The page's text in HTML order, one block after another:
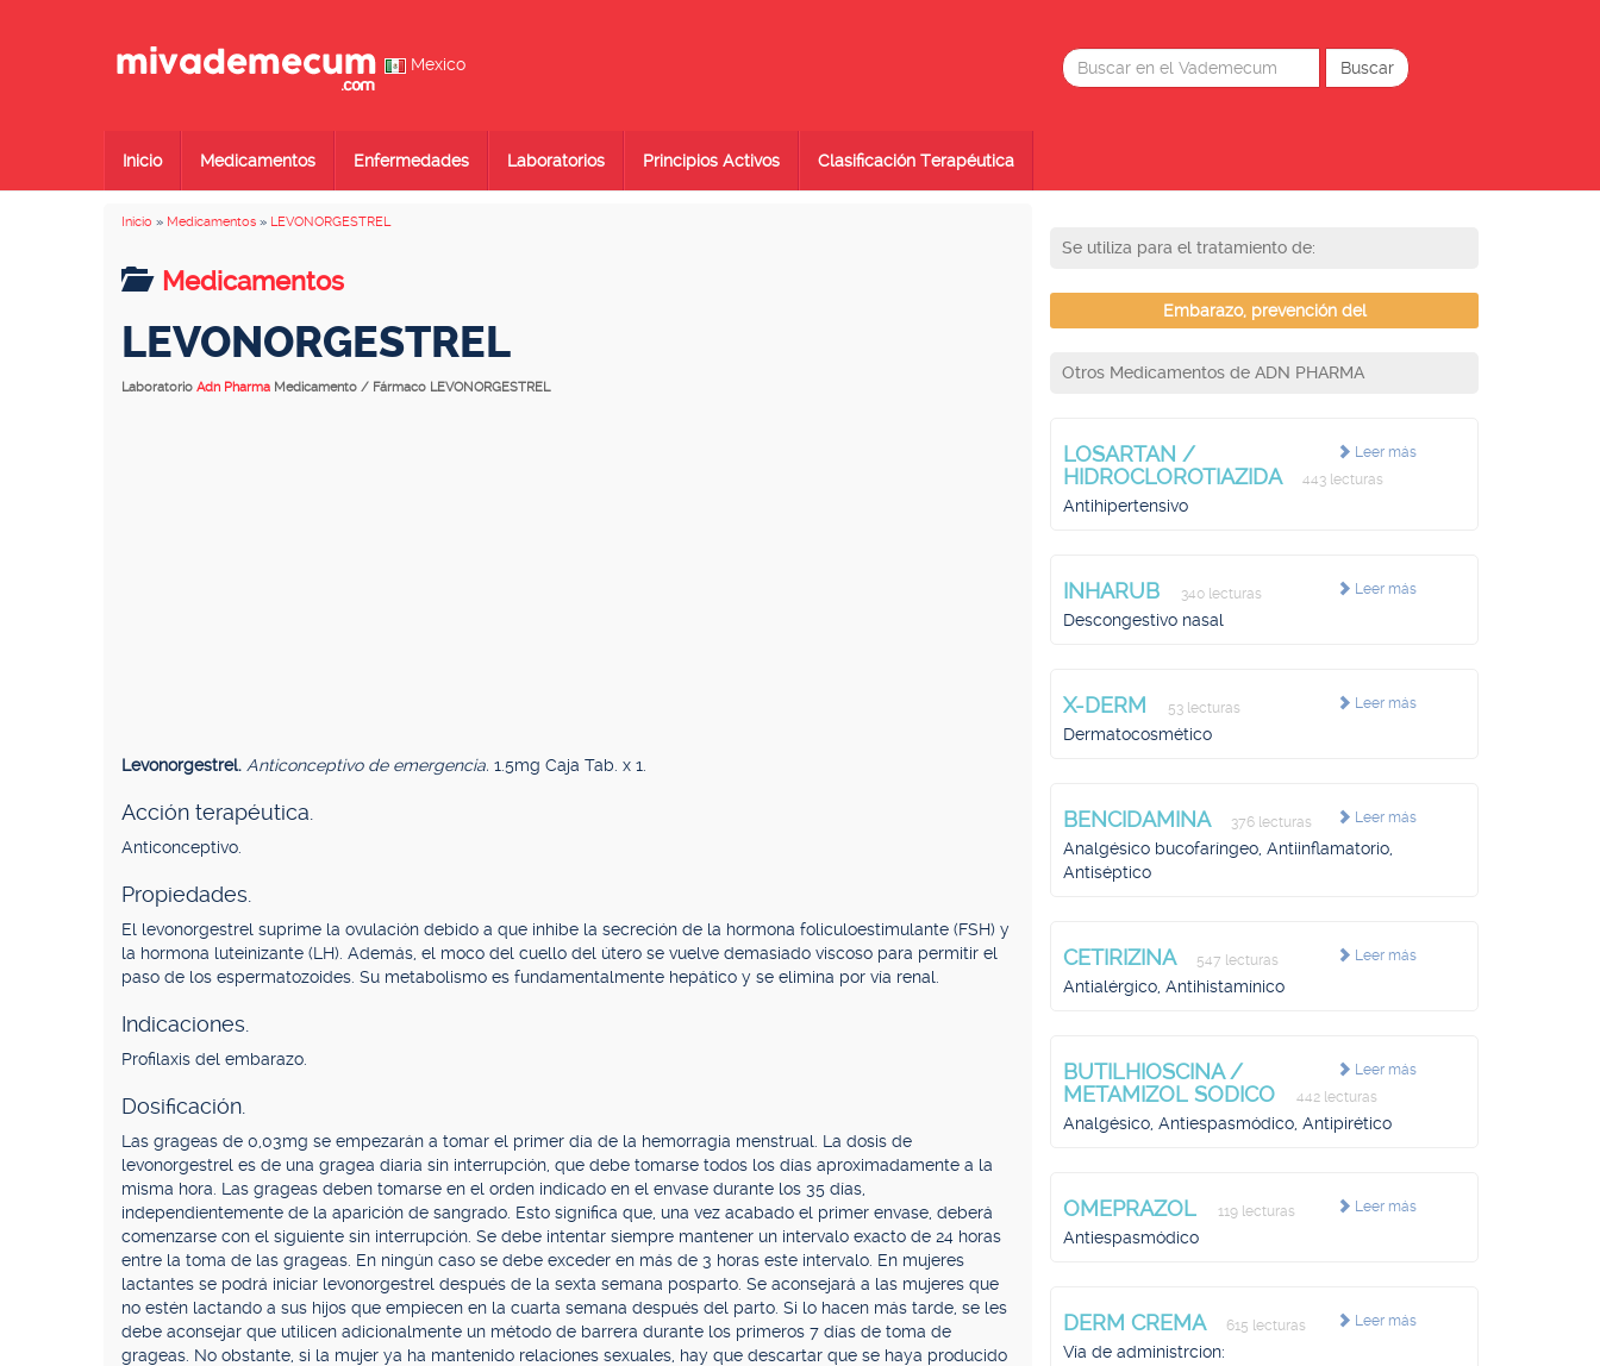
Mexico
Inicio Medicamentos Enfermedades Laboratorios Principios Activos Clasificación Terapéutica
Inicio » Medicamentos » LEVONORGESTREL
Medicamentos
LEVONORGESTREL
Laboratorio Adn Pharma Medicamento / Fármaco LEVONORGESTREL
Levonorgestrel. Anticonceptivo de emergencia. 1.5mg Caja Tab. x 1.
Acción terapéutica.
Anticonceptivo.
Propiedades.
El levonorgestrel suprime la ovulación debido a que inhibe la secreción de la hormona foliculoestimulante (FSH) y
la hormona luteinizante (LH). Además, el moco del cuello del útero se vuelve demasiado viscoso para permitir el
paso de los espermatozoides. Su metabolismo es fundamentalmente hepático y se elimina por vía renal.
Indicaciones.
Profilaxis del embarazo.
Dosificación.
Las grageas de 0,03mg se empezarán a tomar el primer día de la hemorragia menstrual. La dosis de
levonorgestrel es de una gragea diaria sin interrupción, que debe tomarse todos los días aproximadamente a la
misma hora. Las grageas deben tomarse en el orden indicado en el envase durante los 35 días,
independientemente de la aparición de sangrado. Esto significa que, una vez acabado el primer envase, deberá
comenzarse con el siguiente sin interrupción. Se debe intentar siempre mantener un intervalo exacto de 24 horas
entre la toma de las grageas. En ningún caso se debe exceder en más de 3 horas este intervalo. En mujeres
lactantes se podrá iniciar levonorgestrel después de la sexta semana posparto. Se aconsejará a las mujeres que
no estén lactando a sus hijos que empiecen en la cuarta semana después del parto. Si lo hacen más tarde, se les
debe aconsejar que utilicen adicionalmente un método de barrera durante los primeros 7 días de toma de
grageas. No obstante, si la mujer ya ha mantenido relaciones sexuales, hay que descartar que se haya producido
Se utiliza para el tratamiento de:
Embarazo, prevención del
Otros Medicamentos de ADN PHARMA
Leer más
LOSARTAN /
HIDROCLOROTIAZIDA
443 lecturas
Antihipertensivo
Leer más
INHARUB 340 lecturas
Descongestivo nasal
Leer más
X-DERM 53 lecturas
Dermatocosmético
Leer más
BENCIDAMINA 376 lecturas
Analgésico bucofaríngeo, Antiinflamatorio,
Antiséptico
Leer más
CETIRIZINA 547 lecturas
Antialérgico, Antihistamínico
Leer más
BUTILHIOSCINA /
METAMIZOL SODICO
442 lecturas
Analgésico, Antiespasmódico, Antipirético
Leer más
OMEPRAZOL 119 lecturas
Antiespasmódico
Leer más
DERM CREMA 615 lecturas
Vía de administrcion: